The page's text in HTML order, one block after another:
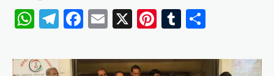
WhatsApp
Telegram
Facebook
Email
X Pinterest
Tumblr